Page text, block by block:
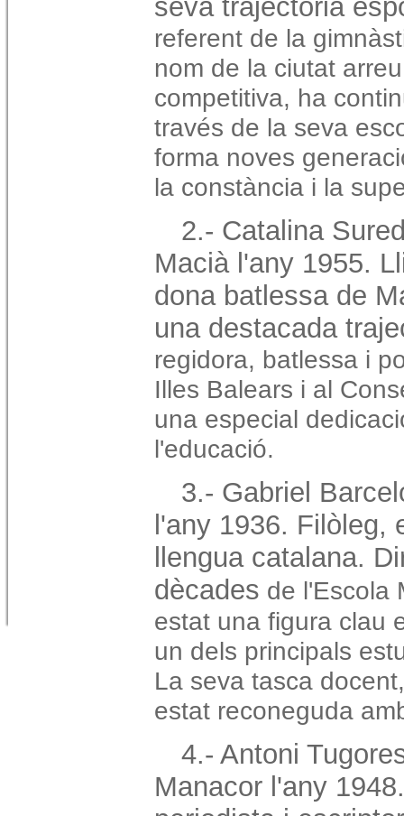
seva trajectòria
referent de la
nom de la ciutat
competitiva, ha
través de la seva
forma noves
la constància i la
2.- Catalina
Macià l'any 1955.
dona batlessa de
una destacada
regidora, batlessa i
Illes Balears i al
una especial
l'educació.
3.- Gabriel
l'any 1936. Filòleg,
llengua catalana.
dècades de l'Escola
estat una figura clau
un dels principals
La seva tasca
estat reconeguda
4.- Antoni
Manacor l'any